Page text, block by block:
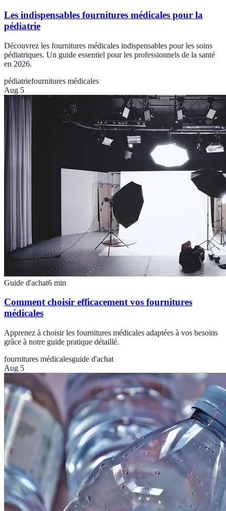
Les indispensables fournitures médicales pour la
pédiatrie
Découvrez les fournitures médicales indispensables pour les soins
pédiatriques. Un guide essentiel pour les professionnels de la santé
en 2026.
pédiatriefournitures médicales
Aug 5
Guide d'achat6 min
Comment choisir efficacement vos fournitures
médicales
Apprenez à choisir les fournitures médicales adaptées à vos besoins
grâce à notre guide pratique détaillé.
fournitures médicalesguide d'achat
Aug 5